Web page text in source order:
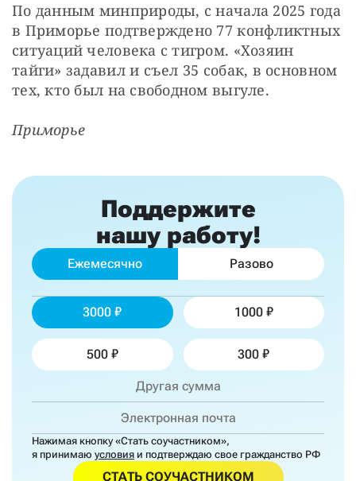
По данным минприроды, с начала 2025 года
в Приморье подтверждено 77 конфликтных
ситуаций человека с тигром. «Хозяин
тайги» задавил и съел 35 собак, в основном
тех, кто был на свободном выгуле.
Приморье
Поддержите
нашу работу!
Ежемесячно Разово
3000 1000
500 300
Нажимая кнопку «Стать соучастником»,
я принимаю условия и подтверждаю свое гражданство РФ
СТАТЬ СОУЧАСТНИКОМ